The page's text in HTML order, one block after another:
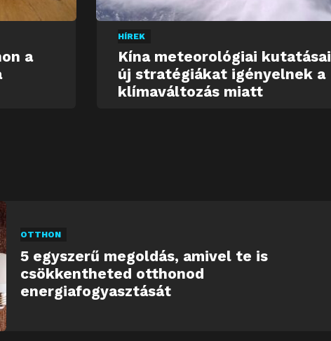
a
HÍREK
Kína meteorológiai kutatásai
új stratégiákat igényelnek a
klímaváltozás miatt
OTTHON
5 egyszerű megoldás, amivel te is
csökkentheted otthonod
energiafogyasztását